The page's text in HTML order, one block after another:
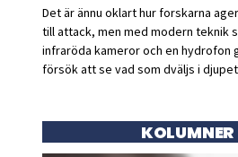
Det är ännu oklart hur forskarna
till attack, men med modern teknik
infraröda kameror och en hydrofon
försök att se vad som dväljs i
KOLUMNER